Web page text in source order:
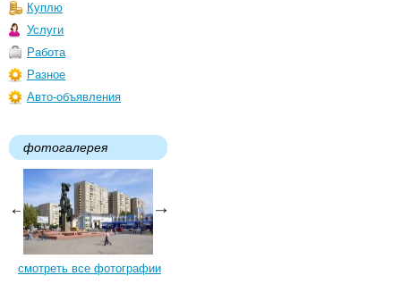
Куплю
Услуги
Работа
Разное
Авто-объявления
фотогалерея
смотреть все фотографии